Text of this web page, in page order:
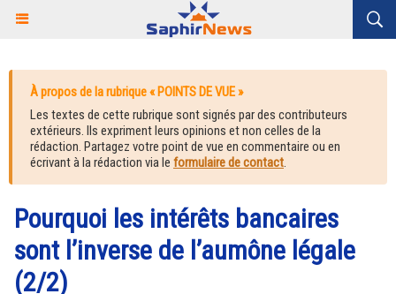
À propos de la rubrique « POINTS DE VUE »
Les textes de cette rubrique sont signés par des contributeurs
extérieurs. Ils expriment leurs opinions et non celles de la
rédaction. Partagez votre point de vue en commentaire ou en
écrivant à la rédaction via le formulaire de contact.
Pourquoi les intérêts bancaires
sont l’inverse de l’aumône légale
(2/2)